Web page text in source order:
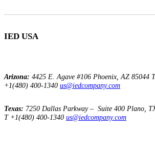
IED USA
Arizona: 4425 E. Agave #106 Phoenix, AZ 85044 T
+1(480) 400-1340 us@iedcompany.com
Texas: 7250 Dallas Parkway – Suite 400 Plano,
T +1(480) 400-1340 us@iedcompany.com